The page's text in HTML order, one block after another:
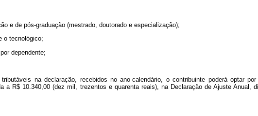
e de pós-graduação (mestrado, doutorado e especialização);
o tecnológico;
dependente;
na declaração, recebidos no ano-calendário, o contribuinte poderá optar
a R$ 10.340,00 (dez mil, trezentos e quarenta reais), na Declaração de Ajuste Anual,